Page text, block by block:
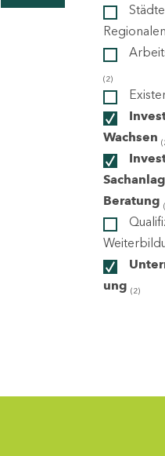
(2)
Wachsen
Beratung
ung (2)